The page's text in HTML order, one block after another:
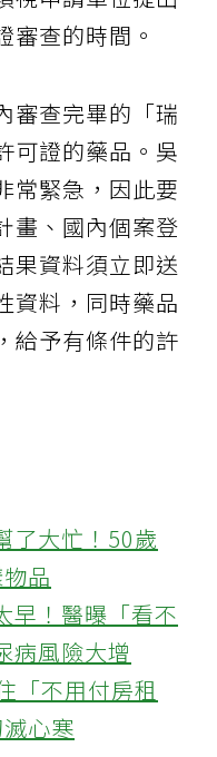
審查的時間。
審查完畢的「瑞
可證的藥品。吳
常緊急，因此要
畫、國內個案登
果資料須立即送
資料，同時藥品
給予有條件的許
了大忙！50歲
品
早！醫曝「看不
病風險大增
「不用付房租
心寒